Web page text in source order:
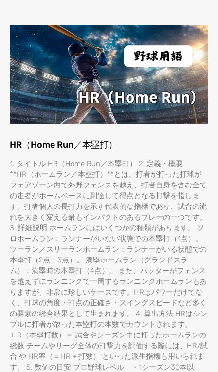
HR（Home Run／本塁打）
1. タイトル HR（Home Run／本塁打） 2. 定義・概要
**HR（ホームラン／本塁打）**とは、打者が打った打球が
フェアゾーン内で外野フェンスを越え、打者自身を含む全て
の走者がホームベースに到達して得点となる打撃を指しま
す。打者個人の長打力を示す代表的な指標であり、試合の流
れを大きく変える最もインパクトのあるプレーの一つです。
3. 詳細説明 ホームランにはいくつかの種類があります。 ソ
ロホームラン：ランナーがいない状態での本塁打（1点）。
ツーラン／スリーランホームラン：ランナーがいる状態での
本塁打（2点・3点）。 満塁ホームラン（グランドスラ
ム）：満塁時の本塁打（4点）。 また、バッターがフェンス
を越えずにランニングで一周するランニングホームランもあ
りますが、非常に珍しいケースです。HRはパワーだけでな
く、打球の角度・打点の正確さ・スイングスピードなど多く
の要素の総合結果として生まれます。 4. 算出方法 HRはシン
プルに打者が放った本塁打の本数でカウントされます。
HR（本塁打数）＝ 試合やシーズン中に打ったホームランの
総数 チームやリーグ全体の打撃力を評価する際には、HR/試
合 や HR率（＝HR ÷ 打数） といった派生指標も用いられま
す。 5. 数値の目安 プロ野球レベル ・1シーズン30本以